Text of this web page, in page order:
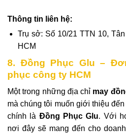
Thông tin liên hệ:
Trụ sở: Số 10/21 TTN 10,
HCM
8. Đồng Phục Glu –
phục công ty HCM
Một trong những địa chỉ may
mà chúng tôi muốn giới thiệu
chính là Đồng Phục Glu. Với
nơi đây sẽ mang đến cho